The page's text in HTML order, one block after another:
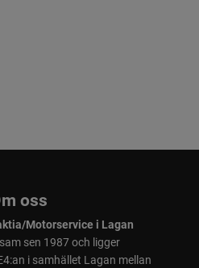
oss
Motorservice i Lagan
sen 1987 och ligger
i samhället Lagan mellan